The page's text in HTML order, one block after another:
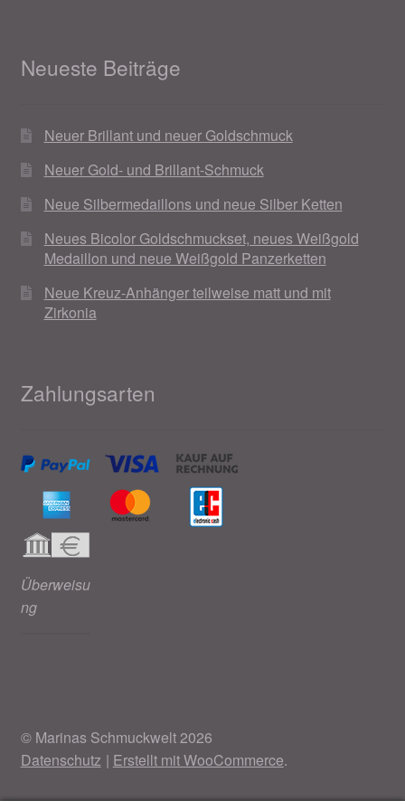
Neueste Beiträge
Neuer Brillant und neuer Goldschmuck
Neuer Gold- und Brillant-Schmuck
Neue Silbermedaillons und neue Silber Ketten
Neues Bicolor Goldschmuckset, neues Weißgold
Medaillon und neue Weißgold Panzerketten
Neue Kreuz-Anhänger teilweise matt und mit
Zirkonia
Zahlungsarten
Überweisu
ng
© Marinas Schmuckwelt 2026
Datenschutz
Erstellt mit WooCommerce.